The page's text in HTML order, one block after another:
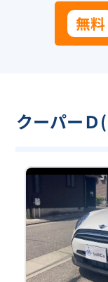
無料
クーパーＤ